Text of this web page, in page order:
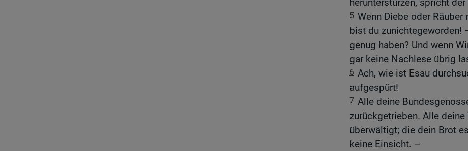
herunterstürzen, spricht der
5 Wenn Diebe oder
bist du zunichtegeworden!
genug haben? Und wenn
gar keine Nachlese übrig
6 Ach, wie ist Esau
aufgespürt!
7 Alle deine
zurückgetrieben. Alle
überwältigt; die dein Brot
keine Einsicht. –